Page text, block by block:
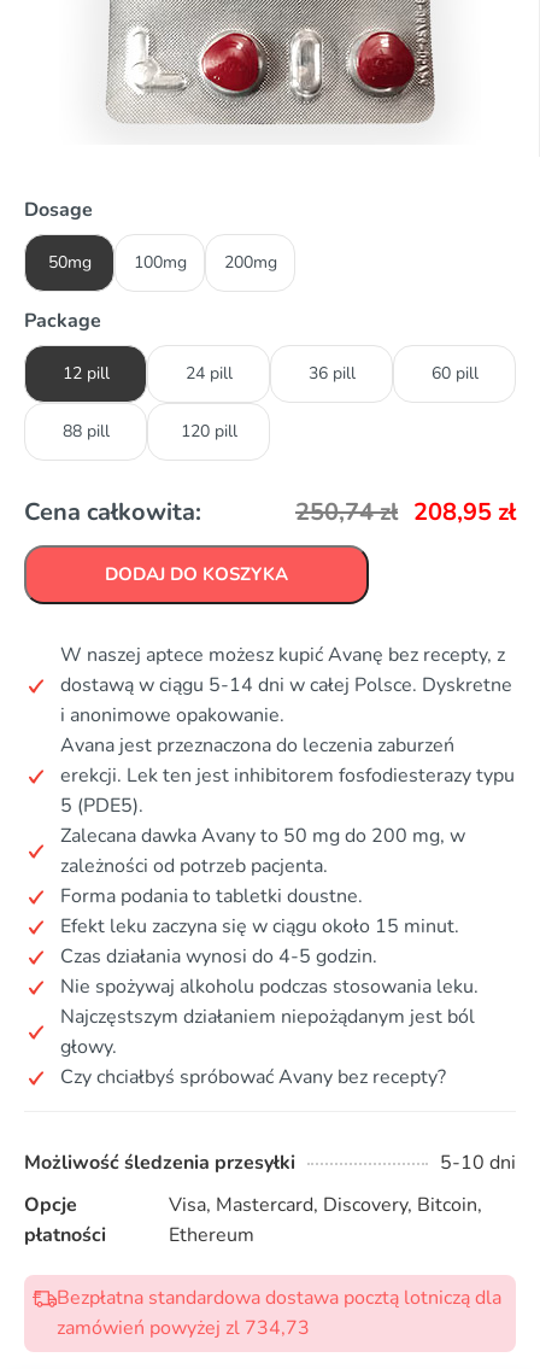
Dosage
50mg 100mg 200mg
Package
12 pill 24 pill 36 pill 60 pill
88 pill 120 pill
Cena całkowita: 250,74zł 208,95 zł
DODAJ DO KOSZYKA
W naszej aptece możesz kupić Avanę bez recepty, z
dostawą w ciągu 5-14 dni w całej Polsce. Dyskretne
i anonimowe opakowanie.
Avana jest przeznaczona do leczenia zaburzeń
erekcji. Lek ten jest inhibitorem fosfodiesterazy typu
5 (PDE5).
Zalecana dawka Avany to 50 mg do 200 mg, w
zależności od potrzeb pacjenta.
Forma podania to tabletki doustne.
Efekt leku zaczyna się w ciągu około 15 minut.
Czas działania wynosi do 4-5 godzin.
Nie spożywaj alkoholu podczas stosowania leku.
Najczęstszym działaniem niepożądanym jest ból
głowy.
Czy chciałbyś spróbować Avany bez recepty?
Możliwość śledzenia przesyłki
5-10 dni
Opcje
płatności
Visa, Mastercard, Discovery, Bitcoin,
Ethereum
Bezpłatna standardowa dostawa pocztą lotniczą dla
zamówień powyżej zl 734,73